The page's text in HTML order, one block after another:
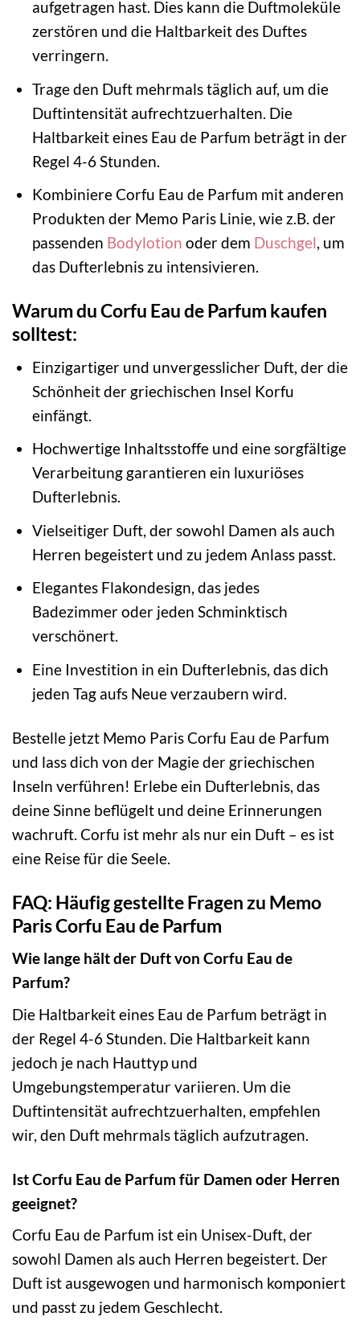
aufgetragen hast. Dies kann die Duftmoleküle
zerstören und die Haltbarkeit des Duftes
verringern.
Trage den Duft mehrmals täglich auf, um die
Duftintensität aufrechtzuerhalten. Die
Haltbarkeit eines Eau de Parfum beträgt in der
Regel 4-6 Stunden.
Kombiniere Corfu Eau de Parfum mit anderen
Produkten der Memo Paris Linie, wie z.B. der
passenden Bodylotion oder dem Duschgel, um
das Dufterlebnis zu intensivieren.
Warum du Corfu Eau de Parfum kaufen
solltest:
Einzigartiger und unvergesslicher Duft, der die
Schönheit der griechischen Insel Korfu
einfängt.
Hochwertige Inhaltsstoffe und eine sorgfältige
Verarbeitung garantieren ein luxuriöses
Dufterlebnis.
Vielseitiger Duft, der sowohl Damen als auch
Herren begeistert und zu jedem Anlass passt.
Elegantes Flakondesign, das jedes
Badezimmer oder jeden Schminktisch
verschönert.
Eine Investition in ein Dufterlebnis, das dich
jeden Tag aufs Neue verzaubern wird.
Bestelle jetzt Memo Paris Corfu Eau de Parfum
und lass dich von der Magie der griechischen
Inseln verführen! Erlebe ein Dufterlebnis, das
deine Sinne beflügelt und deine Erinnerungen
wachruft. Corfu ist mehr als nur ein Duft – es ist
eine Reise für die Seele.
FAQ: Häufig gestellte Fragen zu Memo
Paris Corfu Eau de Parfum
Wie lange hält der Duft von Corfu Eau de
Parfum?
Die Haltbarkeit eines Eau de Parfum beträgt in
der Regel 4-6 Stunden. Die Haltbarkeit kann
jedoch je nach Hauttyp und
Umgebungstemperatur variieren. Um die
Duftintensität aufrechtzuerhalten, empfehlen
wir, den Duft mehrmals täglich aufzutragen.
Ist Corfu Eau de Parfum für Damen oder Herren
geeignet?
Corfu Eau de Parfum ist ein Unisex-Duft, der
sowohl Damen als auch Herren begeistert. Der
Duft ist ausgewogen und harmonisch komponiert
und passt zu jedem Geschlecht.